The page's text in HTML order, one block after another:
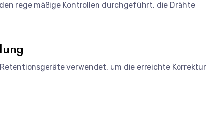
regelmäßige Kontrollen durchgeführt, die Drähte
verwendet, um die erreichte Korrektur